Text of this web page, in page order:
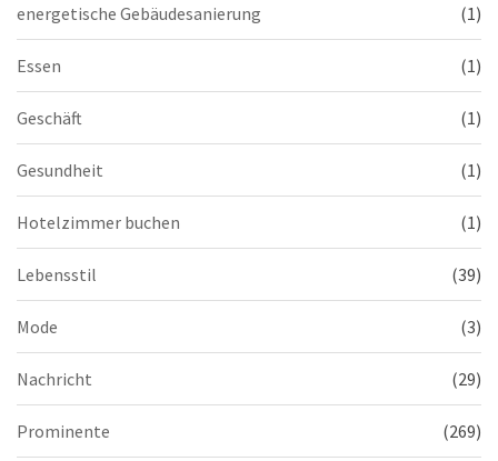
energetische Gebäudesanierung (1)
Essen (1)
Geschäft (1)
Gesundheit (1)
Hotelzimmer buchen (1)
Lebensstil (39)
Mode (3)
Nachricht (29)
Prominente (269)